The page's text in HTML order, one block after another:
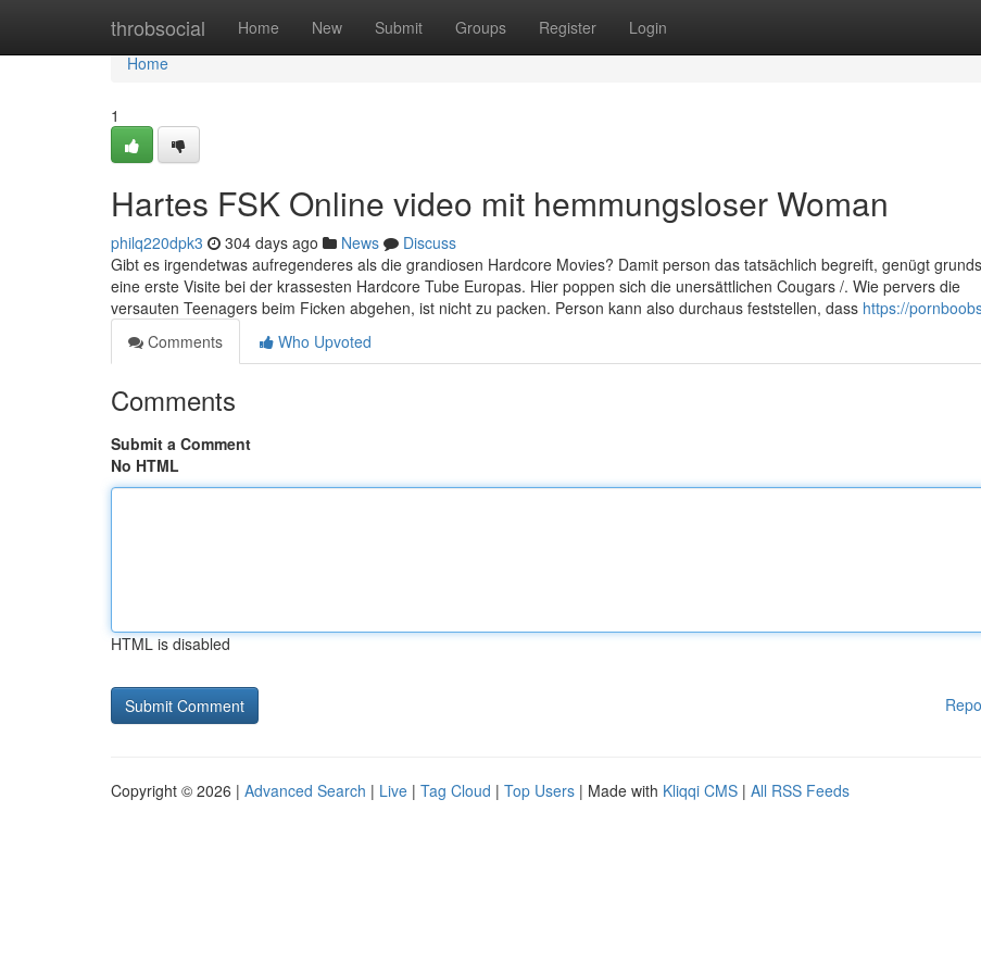
throbsocial Home New Submit Groups Register Login
Home
Home
1
Hartes FSK Online video mit hemmungsloser Woman
philq220dpk3 304 days ago News
Discuss
Gibt es irgendetwas aufregenderes als die grandiosen Hardcore Movies? Damit person das tatsächlich begreift, genügt
eine erste Visite bei der krassesten Hardcore Tube Europas. Hier poppen sich die unersättlichen Cougars /. Wie pervers die
versauten Teenagers beim Ficken abgehen, ist nicht zu packen. Person kann also durchaus feststellen, dass https://
Comments
Who Upvoted
Comments
Submit a Comment
No HTML
HTML is disabled
Copyright © 2026 | Advanced Search | Live | Tag Cloud | Top Users | Made with Kliqqi CMS | All RSS Feeds